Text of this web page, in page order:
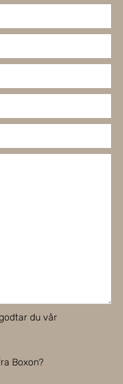
du vår
Boxon?